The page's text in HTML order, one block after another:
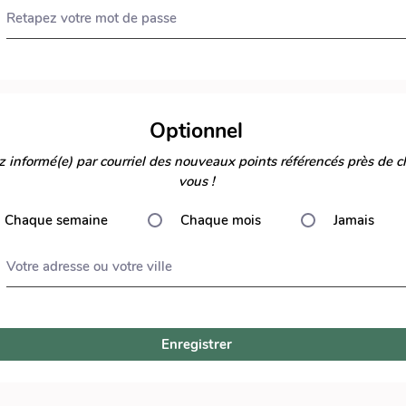
Retapez votre mot de passe
Optionnel
informé(e) par courriel des nouveaux points référencés près de
vous !
Chaque semaine Chaque mois Jamais
Votre adresse ou votre ville